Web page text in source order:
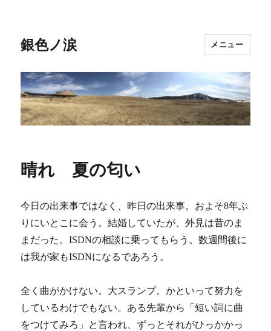
銀色ノ涙 メニュー
晴れ 夏の匂い
今日の出来事ではなく、昨日の出来事。およそ8年ぶ
りにいとこに会う。結婚していたが、外見は昔のま
まだった。ISDNの相談に乗ってもらう。数週間後に
は我が家もISDNになるであろう。
全く曲がかけない。大スランプ。かといって努力を
しているわけでもない。ある先輩から「短い詞に曲
をつけてみろ」と言われ、ずっとそれがひっかかっ